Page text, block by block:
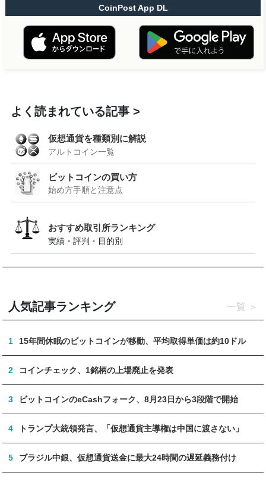
CoinPost App DL
よく読まれている記事
仮想通貨を種類別に解説
アルトコイン一覧
ビットコインの買い方
始め方手順と注意点
おすすめ取引所ランキング
実績・評判・目的別
人気記事ランキング 一覧
1 15年間休眠のビットコインが移動、平均取得単価は約10ドル
2 コインチェック、1銘柄の上場廃止を発表
3 ビットコインのeCashフォーク、8月23日から3段階で開始
4 トランプ大統領発言、「仮想通貨主導権は中国に渡さない」
5 ブラジル中銀、仮想通貨送金に最大24時間の遅延義務付け